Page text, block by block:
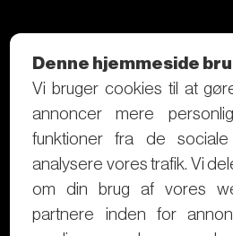
Denne hjemmeside
Vi bruger cookies til at
annoncer mere
funktioner fra de
analysere vores trafik. Vi
om din brug af vores
partnere inden for